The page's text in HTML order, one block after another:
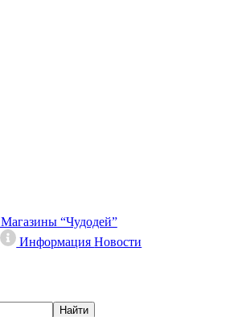
Магазины “Чудодей”
ИнформацияНовости
Найти